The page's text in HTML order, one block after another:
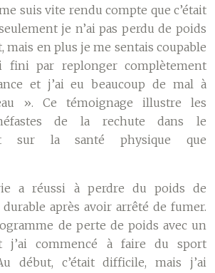
suis vite rendu compte que c’était
je n’ai pas perdu de poids
en plus je me sentais coupable
fini par replonger complètement
et j’ai eu beaucoup de mal à
». Ce témoignage illustre les
néfastes de la rechute dans le
sur la santé physique que
a réussi à perdre du poids de
après avoir arrêté de fumer.
de perte de poids avec un
j’ai commencé à faire du sport
début, c’était difficile, mais j’ai